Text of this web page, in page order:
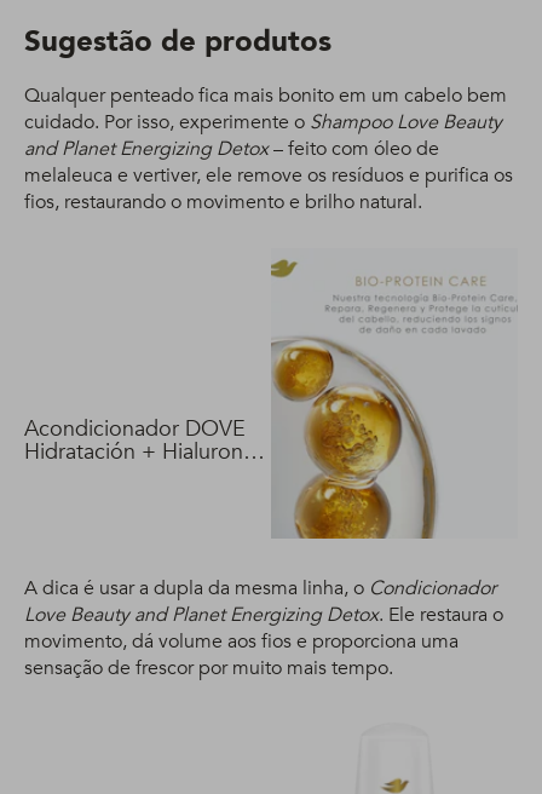
Sugestão de produtos
Qualquer penteado fica mais bonito em um cabelo bem
cuidado. Por isso, experimente o Shampoo Love Beauty
and Planet Energizing Detox– feito com óleo de
melaleuca e vertiver, ele remove os resíduos e purifica os
fios, restaurando o movimento e brilho natural.
Acondicionador DOVE
Hidratación + Hialuron
A dica é usar a dupla da mesma linha, o Condicionador
Love Beauty and Planet Energizing Detox. Ele restaura o
movimento, dá volume aos fios e proporciona uma
sensação de frescor por muito mais tempo.